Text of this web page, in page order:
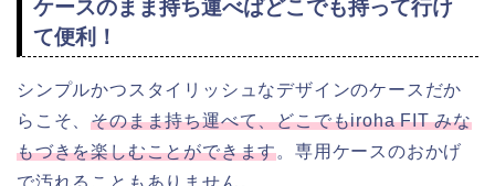
ケースのまま持ち運べばどこでも持って行け
て便利！
シンプルかつスタイリッシュなデザインのケースだか
らこそ、そのまま持ち運べて、どこでもiroha FIT みな
もづきを楽しむことができます。専用ケースのおかげ
で汚れることもありません。